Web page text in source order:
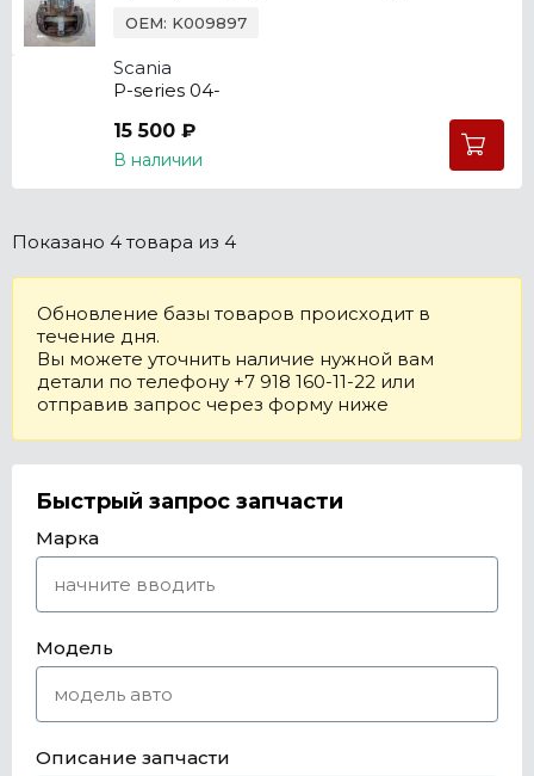
OEM: K009897
Scania
P-series 04-
15 500 ₽
В наличии
Показано 4 товара из 4
Обновление базы товаров происходит в
течение дня.
Вы можете уточнить наличие нужной вам
детали по телефону +7 918 160-11-22 или
отправив запрос через форму ниже
Быстрый запрос запчасти
Марка
Модель
Описание запчасти